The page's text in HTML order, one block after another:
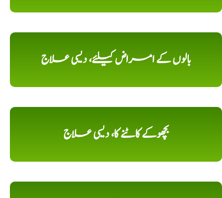
بالوں کے امراض کیلئے، دیسی علاج
بچھوکے کاٹنے کا، دیسی علاج